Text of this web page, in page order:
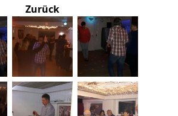
Zurück